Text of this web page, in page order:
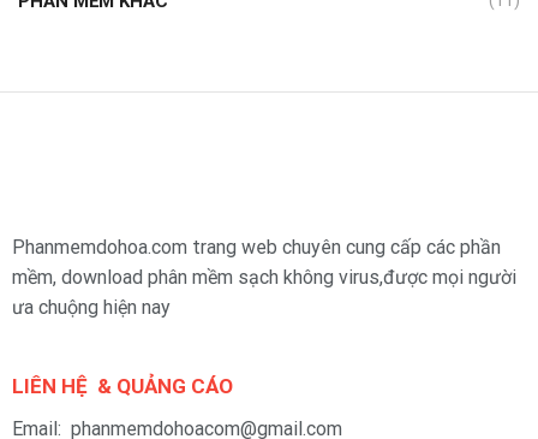
Phanmemdohoa.com trang web chuyên cung cấp các phần
mềm, download phân mềm sạch không virus,được mọi người
ưa chuộng hiện nay
LIÊN HỆ & QUẢNG CÁO
Email: phanmemdohoacom@gmail.com